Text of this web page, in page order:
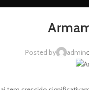
Posted by admin